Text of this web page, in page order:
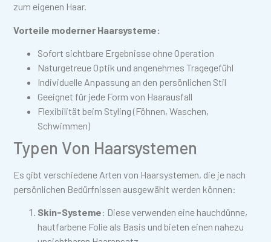
zum eigenen Haar.
Vorteile moderner Haarsysteme:
Sofort sichtbare Ergebnisse ohne Operation
Naturgetreue Optik und angenehmes Tragegefühl
Individuelle Anpassung an den persönlichen Stil
Geeignet für jede Form von Haarausfall
Flexibilität beim Styling (Föhnen, Waschen,
Schwimmen)
Typen Von Haarsystemen
Es gibt verschiedene Arten von Haarsystemen, die je nach
persönlichen Bedürfnissen ausgewählt werden können:
Skin-Systeme: Diese verwenden eine hauchdünne,
hautfarbene Folie als Basis und bieten einen nahezu